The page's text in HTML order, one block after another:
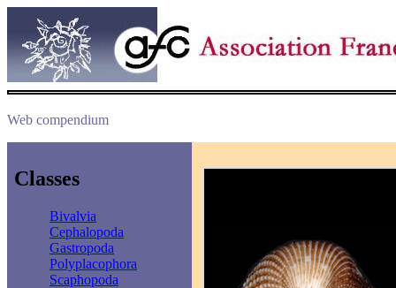
Web compendium
Classes
Bivalvia
Cephalopoda
Gastropoda
Polyplacophora
Scaphopoda